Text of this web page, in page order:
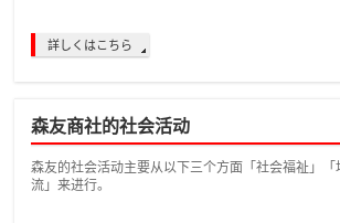
詳しくはこちら
森友商社的社会活动
森友的社会活动主要从以下三个方面「社会福祉」
流」来进行。